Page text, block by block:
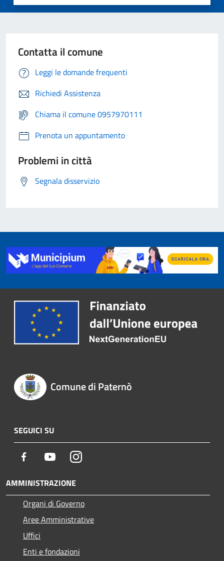
Contatta il comune
Leggi le domande frequenti
Richiedi Assistenza
Chiama il comune 0957970111
Prenota un appuntamento
Problemi in città
Segnala disservizio
Comune di Paternò
SEGUICI SU
Facebook YoutubeInstagram
AMMINISTRAZIONE
Organi di Governo
Aree Amministrative
Uffici
Enti e fondazioni